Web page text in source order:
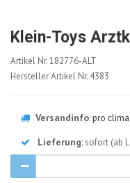
Klein-Toys
182776-
ALT
Artikel Nr.182776-ALT
Hersteller Artikel Nr. 4383
Versandinfo:pro clima
Lieferung: sofort (ab